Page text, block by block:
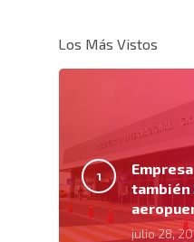
Los Más Vistos
también
julio 28,